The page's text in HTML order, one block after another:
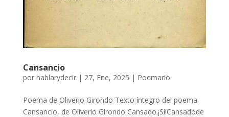
Cansancio
por hablarydecir| 27, Ene, 2025 | Poemario
Poema de Oliverio Girondo Texto íntegro del poema
Cansancio, de Oliverio Girondo Cansado.¡Sí!Cansadode